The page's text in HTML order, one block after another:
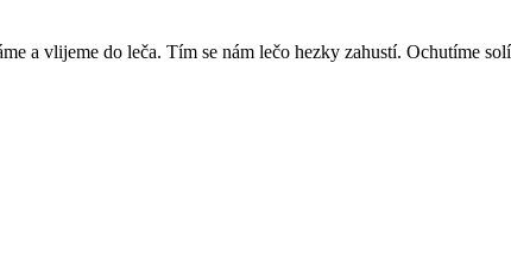
a vlijeme do leča. Tím se nám lečo hezky zahustí. Ochutíme